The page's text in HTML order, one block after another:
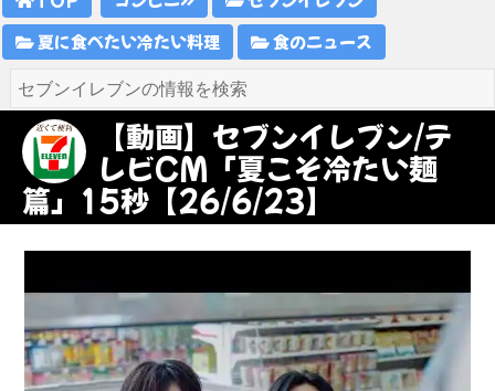
夏に食べたい冷たい料理
食のニュース
【動画】セブンイレブン/テ
レビCM「夏こそ冷たい麺
篇」15秒【26/6/23】